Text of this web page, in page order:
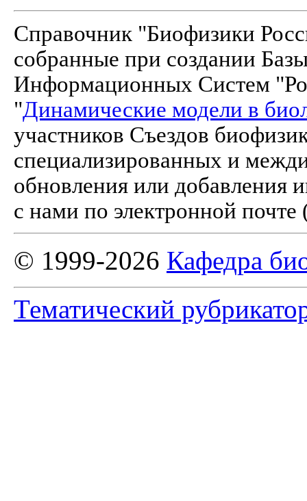
Справочник "Биофизики
собранные при создании
Информационных Систем
"Динамические модели в
участников Съездов
специализированных и
обновления или добавления
с нами по электронной почте
© 1999-2026 Кафедра
Тематический